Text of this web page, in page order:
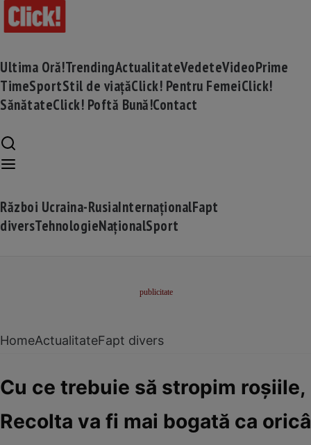
Ultima Oră!TrendingActualitateVedeteVideoPrime
TimeSportStil de viațăClick! Pentru FemeiClick!
SănătateClick! Poftă Bună!Contact
Război Ucraina-RusiaInternaționalFapt
diversTehnologieNaționalSport
HomeActualitateFapt divers
Cu ce trebuie să stropim
Recolta va fi mai bogată ca